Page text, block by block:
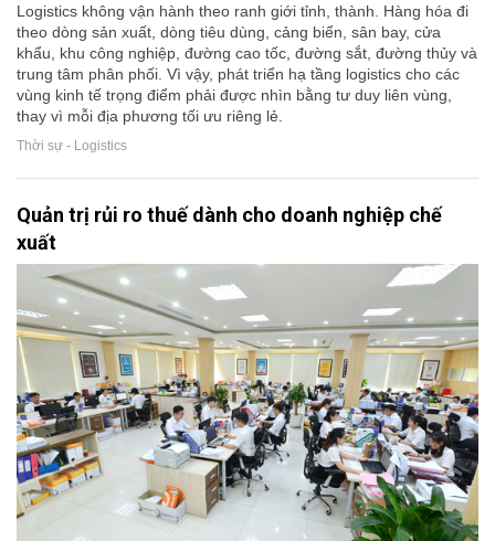
Logistics không vận hành theo ranh giới tỉnh, thành. Hàng hóa đi
theo dòng sản xuất, dòng tiêu dùng, cảng biển, sân bay, cửa
khẩu, khu công nghiệp, đường cao tốc, đường sắt, đường thủy và
trung tâm phân phối. Vì vậy, phát triển hạ tầng logistics cho các
vùng kinh tế trọng điểm phải được nhìn bằng tư duy liên vùng,
thay vì mỗi địa phương tối ưu riêng lẻ.
Thời sự - Logistics
Quản trị rủi ro thuế dành cho doanh nghiệp chế
xuất